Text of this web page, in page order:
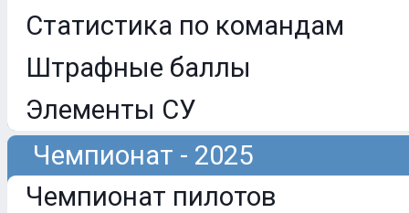
Статистика по командам
Штрафные баллы
Элементы СУ
Чемпионат - 2025
Чемпионат пилотов